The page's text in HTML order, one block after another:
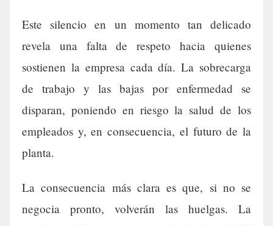
Este silencio en un momento tan delicado
revela una falta de respeto hacia quienes
sostienen la empresa cada día. La sobrecarga
de trabajo y las bajas por enfermedad se
disparan, poniendo en riesgo la salud de los
empleados y, en consecuencia, el futuro de la
planta.
La consecuencia más clara es que, si no se
negocia pronto, volverán las huelgas. La